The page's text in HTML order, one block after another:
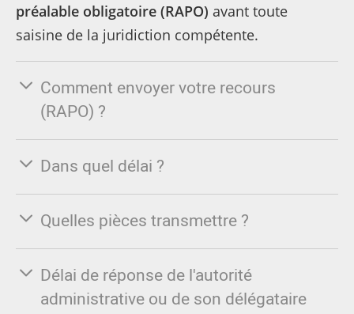
préalable obligatoire (RAPO) avant toute
saisine de la juridiction compétente.
Comment envoyer votre recours
(RAPO) ?
Dans quel délai ?
Quelles pièces transmettre ?
Délai de réponse de l'autorité
administrative ou de son délégataire